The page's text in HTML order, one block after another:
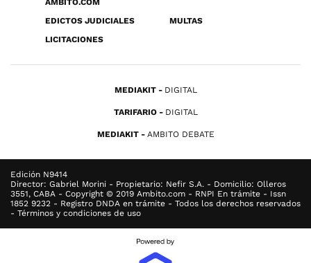
ÁMBITO.COM
EDICTOS JUDICIALES
MULTAS
LICITACIONES
MEDIAKIT DIGITAL
TARIFARIO DIGITAL
MEDIAKIT AMBITO DEBATE
Edición N9414
Director: Gabriel Morini - Propietario: Nefir S.A. - Domicilio: Olleros
3551, CABA - Copyright © 2019 Ambito.com - RNPI En trámite - Issn
1852 9232 - Registro DNDA en trámite - Todos los derechos reservados
- Términos y condiciones de uso